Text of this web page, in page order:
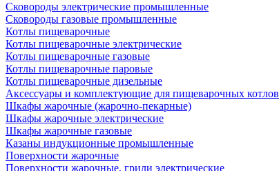
Сковороды электрические промышленные
Сковороды газовые промышленные
Котлы пищеварочные
Котлы пищеварочные электрические
Котлы пищеварочные газовые
Котлы пищеварочные паровые
Котлы пищеварочные дизельные
Аксессуары и комплектующие для пищеварочных котлов
Шкафы жарочные (жарочно-пекарные)
Шкафы жарочные электрические
Шкафы жарочные газовые
Казаны индукционные промышленные
Поверхности жарочные
Поверхности жарочные, грили электрические